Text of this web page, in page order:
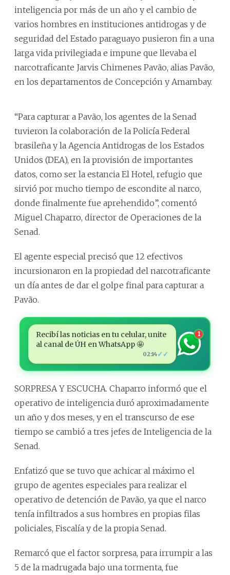
inteligencia por más de un año y el cambio de
varios hombres en instituciones antidrogas y de
seguridad del Estado paraguayo pusieron fin a una
larga vida privilegiada e impune que llevaba el
narcotraficante Jarvis Chimenes Pavão, alias Pavão,
en los departamentos de Concepción y Amambay.
“Para capturar a Pavão, los agentes de la Senad
tuvieron la colaboración de la Policía Federal
brasileña y la Agencia Antidrogas de los Estados
Unidos (DEA), en la provisión de importantes
datos, como ser la estancia El Hotel, refugio que
sirvió por mucho tiempo de escondite al narco,
donde finalmente fue aprehendido”, comentó
Miguel Chaparro, director de Operaciones de la
Senad.
El agente especial precisó que 12 efectivos
incursionaron en la propiedad del narcotraficante
un día antes de dar el golpe final para capturar a
Pavão.
Recibí las noticias en tu celular, unite
al canal de ÚH en WhatsApp 🤩
02:14✓✓
1
SORPRESA Y ESCUCHA. Chaparro informó que el
operativo de inteligencia duró aproximadamente
un año y dos meses, y en el transcurso de ese
tiempo se cambió a tres jefes de Inteligencia de la
Senad.
Enfatizó que se tuvo que achicar al máximo el
grupo de agentes especiales para realizar el
operativo de detención de Pavão, ya que el narco
tenía infiltrados a sus hombres en propias filas
policiales, Fiscalía y de la propia Senad.
Remarcó que el factor sorpresa, para irrumpir a las
5 de la madrugada bajo una tormenta, fue